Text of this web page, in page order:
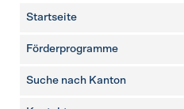
Startseite
Förderprogramme
Suche nach Kanton